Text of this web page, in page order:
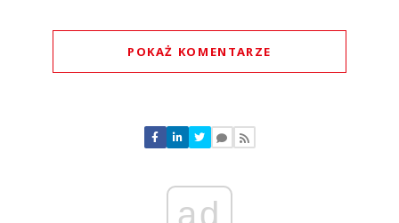
POKAŻ KOMENTARZE
Nie znaleziono komentarzy
Zostaw swoje komentarze
ad